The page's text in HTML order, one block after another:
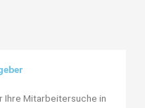
Ihre Mitarbeitersuche in